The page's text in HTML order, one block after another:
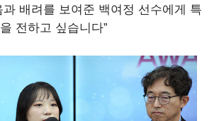
배려를 보여준 백여정 선수에게 특
전하고 싶습니다”